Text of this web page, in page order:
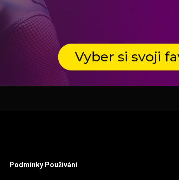
Podmínky Používání